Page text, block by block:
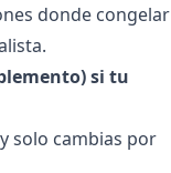
donde congelar
si tu
solo cambias por